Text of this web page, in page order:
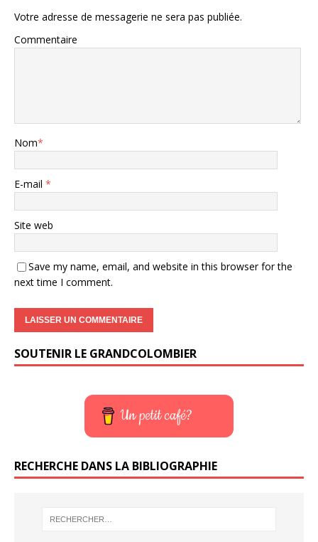
Votre adresse de messagerie ne sera pas publiée.
Commentaire
Nom*
E-mail *
Site web
Save my name, email, and website in this browser for the
next time I comment.
SOUTENIR LE GRANDCOLOMBIER
Un petit café?
RECHERCHE DANS LA BIBLIOGRAPHIE